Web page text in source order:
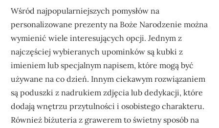
Wśród najpopularniejszych pomysłów na
personalizowane prezenty na Boże Narodzenie można
wymienić wiele interesujących opcji. Jednym z
najczęściej wybieranych upominków są kubki z
imieniem lub specjalnym napisem, które mogą być
używane na co dzień. Innym ciekawym rozwiązaniem
są poduszki z nadrukiem zdjęcia lub dedykacji, które
dodają wnętrzu przytulności i osobistego charakteru.
Również biżuteria z grawerem to świetny sposób na